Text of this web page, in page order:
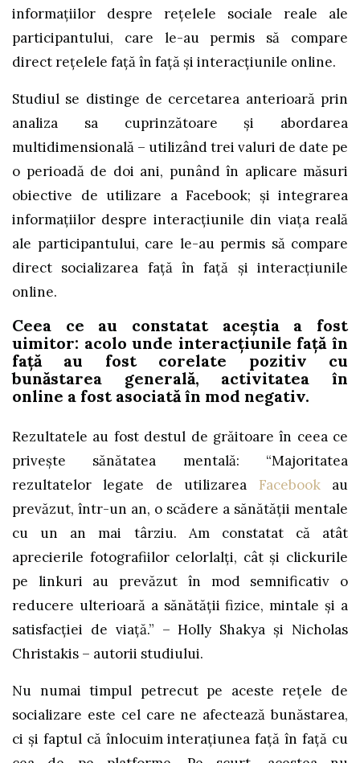
informațiilor despre rețelele sociale reale ale
participantului, care le-au permis să compare
direct rețelele față în față și interacțiunile online.
Studiul se distinge de cercetarea anterioară prin
analiza sa cuprinzătoare și abordarea
multidimensională – utilizând trei valuri de date pe
o perioadă de doi ani, punând în aplicare măsuri
obiective de utilizare a Facebook; și integrarea
informațiilor despre interacțiunile din viața reală
ale participantului, care le-au permis să compare
direct socializarea față în față și interacțiunile
online.
Ceea ce au constatat aceștia a fost
uimitor: acolo unde interacțiunile față în
față au fost corelate pozitiv cu
bunăstarea generală, activitatea în
online a fost asociată în mod negativ.
Rezultatele au fost destul de grăitoare în ceea ce
privește sănătatea mentală: “Majoritatea
rezultatelor legate de utilizarea Facebookau
prevăzut, într-un an, o scădere a sănătății mentale
cu un an mai târziu. Am constatat că atât
aprecierile fotografiilor celorlalți, cât și clickurile
pe linkuri au prevăzut în mod semnificativ o
reducere ulterioară a sănătății fizice, mintale și a
satisfacției de viață.” – Holly Shakya și Nicholas
Christakis – autorii studiului.
Nu numai timpul petrecut pe aceste rețele de
socializare este cel care ne afectează bunăstarea,
ci și faptul că înlocuim interațiunea față în față cu